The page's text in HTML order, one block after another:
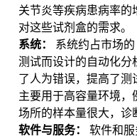
关节炎等疾病患病率的
对这些试剂盒的需求。
系统： 系统约占市场
测试而设计的自动化分
了人为错误，提高了测
主要用于高容量环境，
场所的样本量很大，诊
软件与服务： 软件和